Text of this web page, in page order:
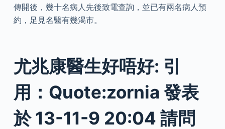
傳開後，幾十名病人先後致電查詢，並已有兩名病人預
約，足見名醫有幾渴市。
尤兆康醫生好唔好: 引
用：Quote:zornia 發表
於 13-11-9 20:04 請問